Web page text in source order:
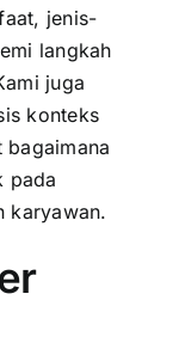
jenis-
langkah
juga
konteks
bagaimana
pada
karyawan.